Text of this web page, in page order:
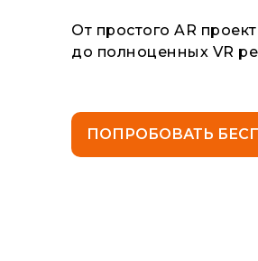
От простого AR
до полноценных VR
ПОПРОБОВАТЬ